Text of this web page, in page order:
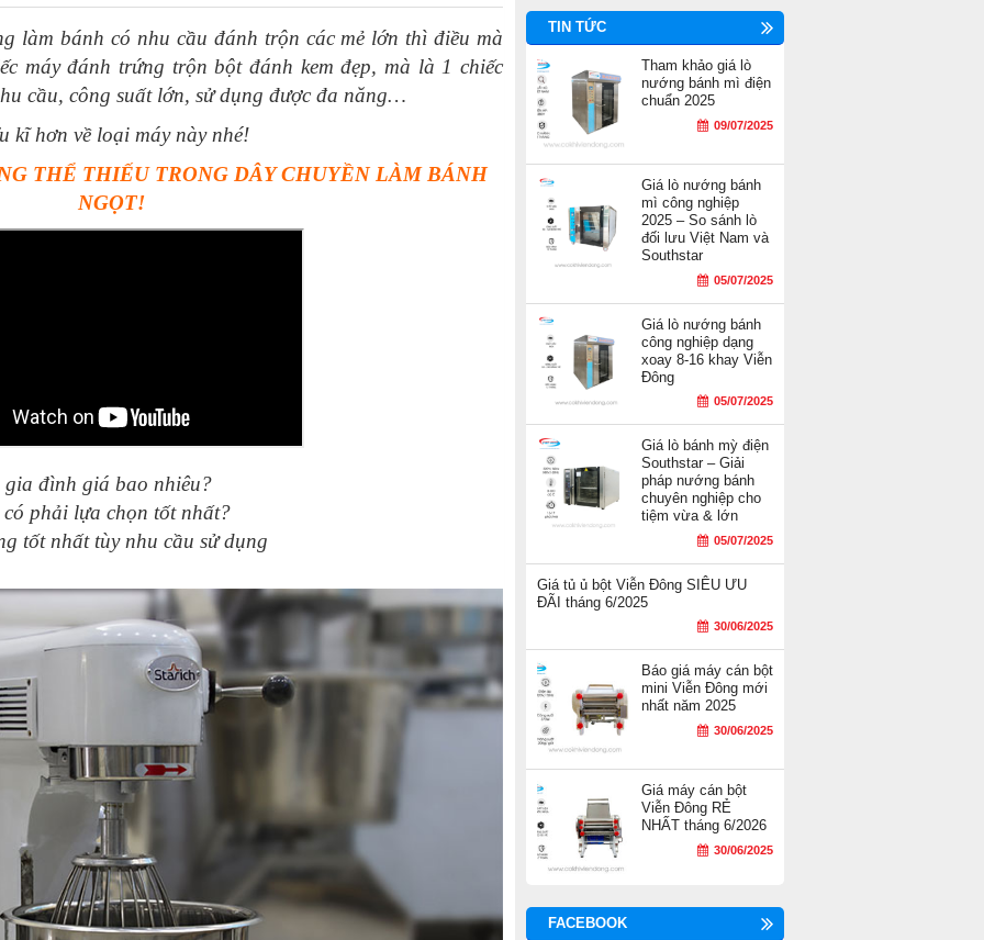
15 Lit B15G
bột Việt Nam
làm bánh có nhu cầu đánh trộn các mẻ lớn thì điều mà
máy đánh trứng trộn bột đánh kem đẹp, mà là 1 chiếc
cầu, công suất lớn, sử dụng được đa năng…
kĩ hơn về loại máy này nhé!
THỂ THIẾU TRONG DÂY CHUYỀN LÀM BÁNH
NGỌT!
đình giá bao nhiêu?
phải lựa chọn tốt nhất?
tốt nhất tùy nhu cầu sử dụng
TIN TỨC
Tham khảo giá lò
nướng bánh mì điện
chuẩn 2025
09/07/2025
Giá lò nướng bánh
mì công nghiệp
2025 – So sánh lò
đối lưu Việt Nam và
Southstar
05/07/2025
Giá lò nướng bánh
công nghiệp dạng
xoay 8-16 khay Viễn
Đông
05/07/2025
Giá lò bánh mỳ điện
Southstar – Giải
pháp nướng bánh
chuyên nghiệp cho
tiệm vừa & lớn
05/07/2025
Giá tủ ủ bột Viễn Đông SIÊU ƯU
ĐÃI tháng 6/2025
30/06/2025
Báo giá máy cán bột
mini Viễn Đông mới
nhất năm 2025
30/06/2025
Giá máy cán bột
Viễn Đông RẺ
NHẤT tháng 6/2026
30/06/2025
FACEBOOK